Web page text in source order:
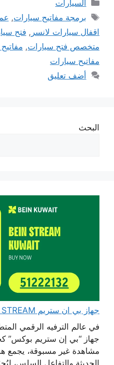
السيارات
الوسوم
برمجة مفاتيح سيارات,
اقفال سيارات لانسر , فتح
متخصص فتح سيارات,
مفاتيح سيارات
أضف تعليق
البحث
جهاز بي ان ستريم beIN STREAM الكويت مع اشتراك
في عالم الترفيه الرقمي
جهاز “بي إن ستريم بوكس”
مشاهدة غير مسبوقة، يجمع
الحديثة والتفاعل السلس،